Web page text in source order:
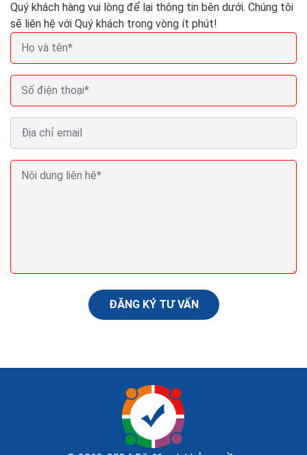
Quý khách hàng vui lòng để lại thông tin bên dưới. Chúng tôi
sẽ liên hệ với Quý khách trong vòng ít phút!
ĐĂNG KÝ TƯ VẤN